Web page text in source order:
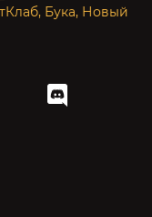
Бука, Новый